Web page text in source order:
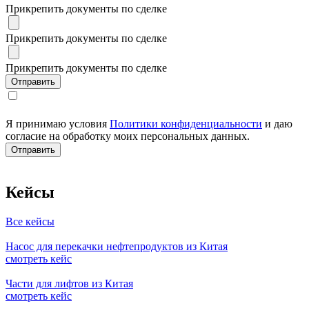
Прикрепить документы по сделке
Прикрепить документы по сделке
Прикрепить документы по сделке
Я принимаю условия Политики конфиденциальности и даю
согласие на обработку моих персональных данных.
Кейсы
Все кейсы
Насос для перекачки нефтепродуктов из Китая
смотреть кейс
Части для лифтов из Китая
смотреть кейс